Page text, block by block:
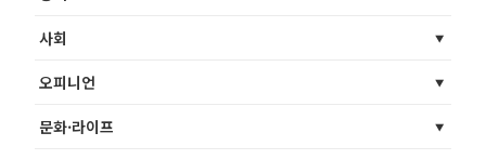
사회
오피니언
문화·라이프